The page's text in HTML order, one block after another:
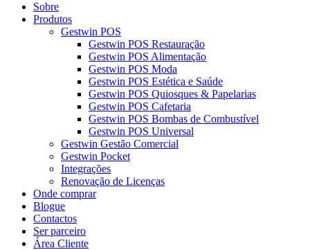
Sobre
Produtos
Gestwin POS
Gestwin POS Restauração
Gestwin POS Alimentação
Gestwin POS Moda
Gestwin POS Estética e Saúde
Gestwin POS Quiosques & Papelarias
Gestwin POS Cafetaria
Gestwin POS Bombas de Combustível
Gestwin POS Universal
Gestwin Gestão Comercial
Gestwin Pocket
Integrações
Renovação de Licenças
Onde comprar
Blogue
Contactos
Ser parceiro
Área Cliente